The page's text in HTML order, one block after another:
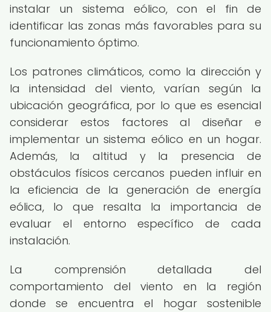
instalar un sistema eólico, con el fin de
identificar las zonas más favorables para su
funcionamiento óptimo.
Los patrones climáticos, como la dirección y
la intensidad del viento, varían según la
ubicación geográfica, por lo que es esencial
considerar estos factores al diseñar e
implementar un sistema eólico en un hogar.
Además, la altitud y la presencia de
obstáculos físicos cercanos pueden influir en
la eficiencia de la generación de energía
eólica, lo que resalta la importancia de
evaluar el entorno específico de cada
instalación.
La comprensión detallada del
comportamiento del viento en la región
donde se encuentra el hogar sostenible